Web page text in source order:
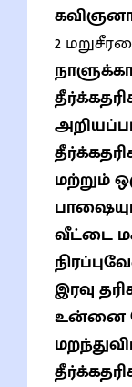
2
மற்றும்
வீட்டை
இரவு
உன்னை